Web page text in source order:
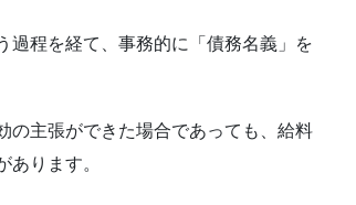
過程を経て、事務的に「債務名義」を
の主張ができた場合であっても、給料
ります。